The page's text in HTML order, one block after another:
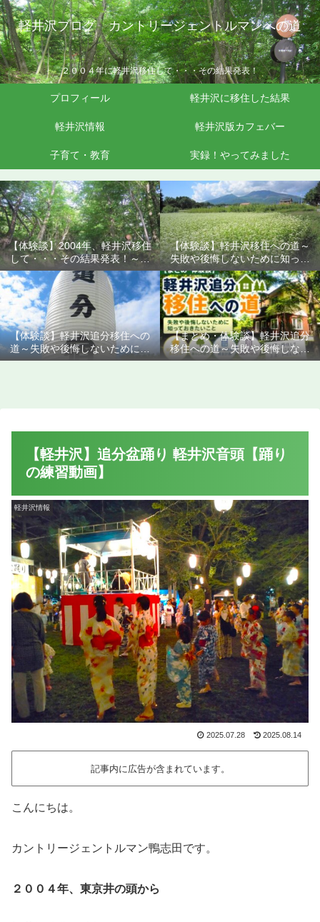
軽井沢ブログ カントリージェントルマンへの道
２００４年に軽井沢移住して・・・その結果発表！
プロフィール 軽井沢に移住した結果
軽井沢情報 軽井沢版カフェバー
子育て・教育 実録！やってみました
【体験談】2004年、軽井沢移住
して・・・その結果発表！～失
敗や後悔しないために知ってお
きたいこと
【体験談】軽井沢移住への道～
失敗や後悔しないために知って
おきたいこと
【体験談】軽井沢追分移住への
道～失敗や後悔しないために知
っておきたいこと
【まとめ・体験談】軽井沢追分
移住への道～失敗や後悔しない
ために知っておきたいこと
【軽井沢】追分盆踊り 軽井沢音頭【踊り
の練習動画】
軽井沢情報
2025.07.28 2025.08.14
記事内に広告が含まれています。
こんにちは。
カントリージェントルマン鴨志田です。
２００４年、東京井の頭から